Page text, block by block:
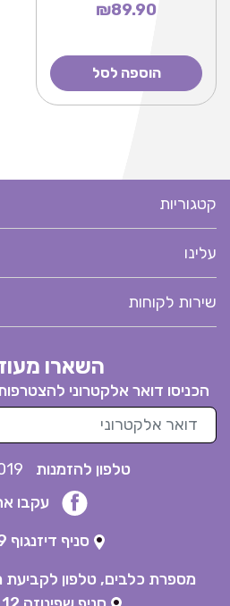
₪89.90
הוספה לסל
קטגוריות
עלינו
שירות לקוחות
השארו
הכניסו דואר אלקטרוני
דואר אלקטרוני
טלפון להזמנות
עקבו
סניף דיזנגוף 89 ת"א
מספרת כלבים, טלפון לקביעת